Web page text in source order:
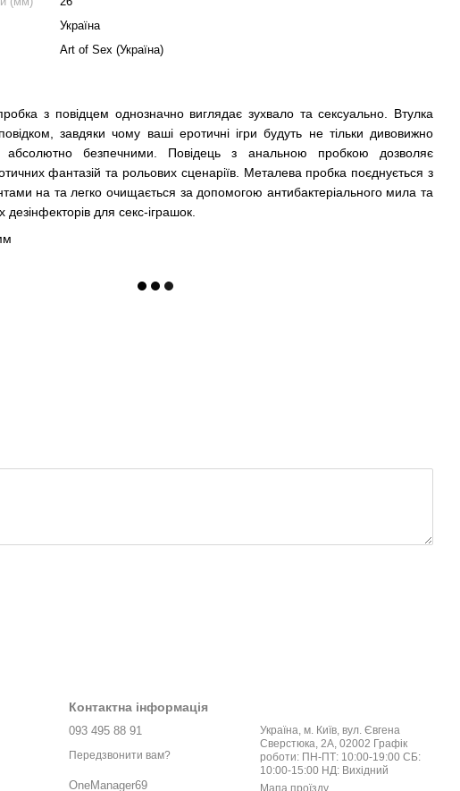
Україна
Art of Sex (Україна)
з повідцем однозначно виглядає зухвало та сексуально. Втулка
завдяки чому ваші еротичні ігри будуть не тільки дивовижно
безпечними. Повідець з анальною пробкою дозволяє
фантазій та рольових сценаріїв. Металева пробка поєднується з
на та легко очищається за допомогою антибактеріального мила та
для секс-іграшок.
Контактна інформація
093 495 88 91
Передзвонити вам?
OneManager69
Україна, м. Київ, вул. Євгена
Сверстюка, 2А, 02002 Графік
роботи: ПН-ПТ: 10:00-19:00 СБ:
10:00-15:00 НД: Вихідний